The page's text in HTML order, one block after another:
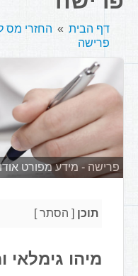
דף הבית החזרי מס
פרישה
פרישה - מידע מפורט
תוכן [ הסתר]
מיהו גימלאי